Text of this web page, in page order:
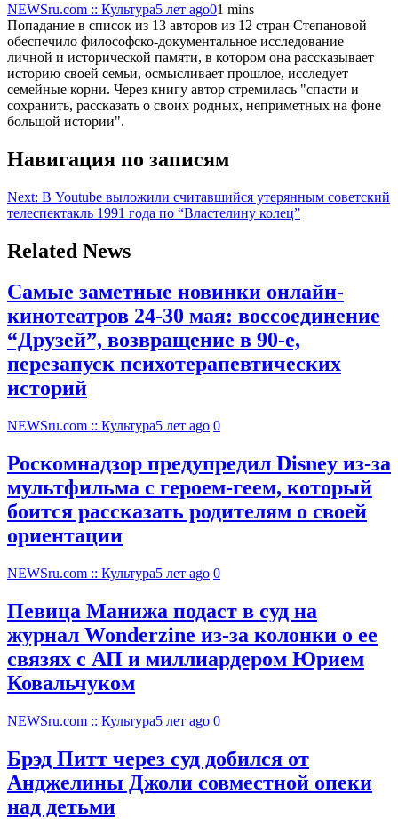
NEWSru.com :: Культура5 лет ago01 mins
Попадание в список из 13 авторов из 12 стран Степановой
обеспечило философско-документальное исследование
личной и исторической памяти, в котором она рассказывает
историю своей семьи, осмысливает прошлое, исследует
семейные корни. Через книгу автор стремилась "спасти и
сохранить, рассказать о своих родных, неприметных на фоне
большой истории".
Навигация по записям
Next: В Youtube выложили считавшийся утерянным советский
телеспектакль 1991 года по “Властелину колец”
Related News
Самые заметные новинки онлайн-
кинотеатров 24-30 мая: воссоединение
“Друзей”, возвращение в 90-е,
перезапуск психотерапевтических
историй
NEWSru.com :: Культура5 лет ago 0
Роскомнадзор предупредил Disney из-за
мультфильма c героем-геем, который
боится рассказать родителям о своей
ориентации
NEWSru.com :: Культура5 лет ago 0
Певица Манижа подаст в суд на
журнал Wonderzine из-за колонки о ее
связях с АП и миллиардером Юрием
Ковальчуком
NEWSru.com :: Культура5 лет ago 0
Брэд Питт через суд добился от
Анджелины Джоли совместной опеки
над детьми